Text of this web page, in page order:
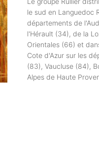
le sud en Languedoc
départements de
l'Hérault (34), de la
Orientales (66) et
Cote d'Azur sur les
(83), Vaucluse (84),
Alpes de Haute